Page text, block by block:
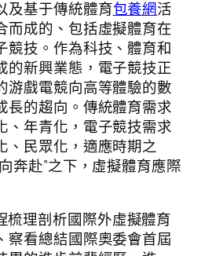
及基于傳統體育包養網活
而成的、包括虛擬體育在
競技。作為科技、體育和
的新興業態，電子競技正
游戲電競向高等體驗的數
長的趨向。傳統體育需求
、年青化，電子競技需求
、民眾化，適應時期之
奔赴”之下，虛擬體育應際
梳理剖析國際外虛擬體育
察看總結國際奧委會首屆